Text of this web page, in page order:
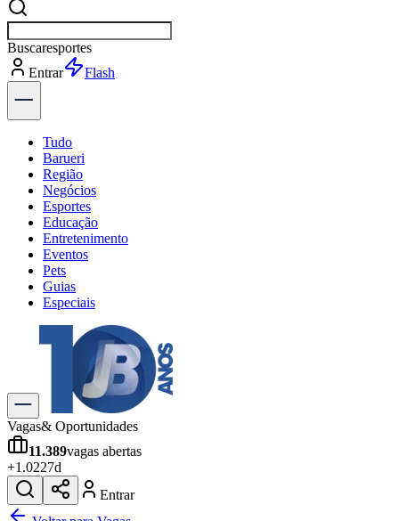
Buscarp
Entrar
Flash
Tudo
Barueri
Região
Negócios
Esportes
Educação
Entretenimento
Eventos
Pets
Guias
Especiais
Explore Tudo
Últimas Notícias
Previsão do Tempo
Trânsito e Rotas
Dia a Dia & Lazer
Gastronomia
Cinema & Shows
Jogos
Novo
Vagas& Oportunidades
11.389vagas abertas
+1.0227d
Entrar